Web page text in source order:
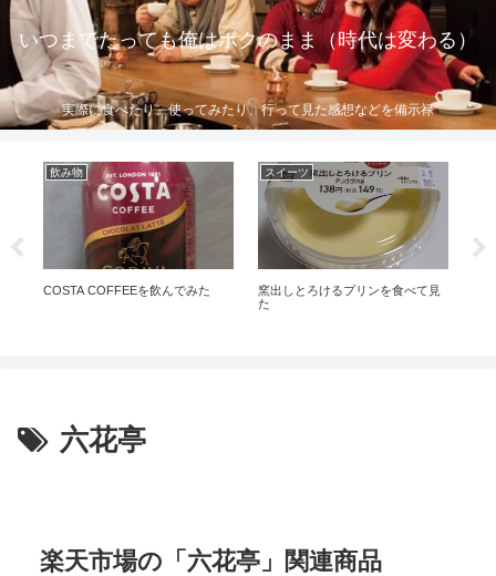
いつまでたっても俺はボクのまま（時代は変わる）
実際に食べたり、使ってみたり、行って見た感想などを備示禄
飲み物
COSTA COFFEEを飲んでみた
スイーツ
窯出しとろけるプリンを食べて見
た
六花亭
楽天市場の「六花亭」関連商品